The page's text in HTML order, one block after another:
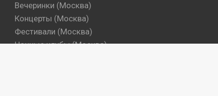
Вечеринки (Москва)
Концерты (Москва)
Фестивали (Москва)
Ночные клубы (Москва)